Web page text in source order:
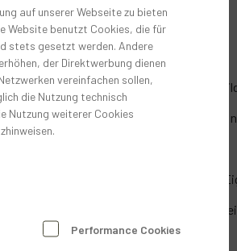
oder zahnmedizinische
im Dentalmarkt (nicht zwingend
in MS-Office (Outlook, Word, Excel)
sind verantwortungsbewusst und zeigen
Gründlichkeit und
und Weiterbildungen
auf unserer Webseite zu bieten
Website benutzt Cookies, die für
stets gesetzt werden. Andere
der Direktwerbung dienen
vereinfachen sollen,
die Nutzung technisch
Nutzung weiterer Cookies
Performance Cookies